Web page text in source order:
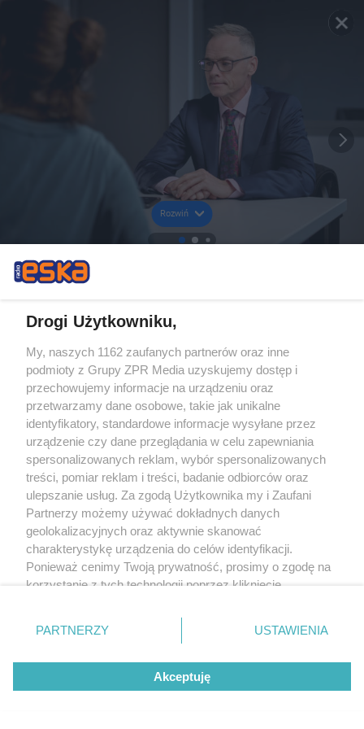
Rozwiń
Drogi Użytkowniku,
My, naszych 1162 zaufanych partnerów oraz inne
podmioty z Grupy ZPR Media uzyskujemy dostęp i
przechowujemy informacje na urządzeniu oraz
przetwarzamy dane osobowe, takie jak unikalne
identyfikatory, standardowe informacje wysyłane przez
urządzenie czy dane przeglądania w celu zapewniania
spersonalizowanych reklam, wybór spersonalizowanych
treści, pomiar reklam i treści, badanie odbiorców oraz
ulepszanie usług. Za zgodą Użytkownika my i Zaufani
Partnerzy możemy używać dokładnych danych
geolokalizacyjnych oraz aktywnie skanować
charakterystykę urządzenia do celów identyfikacji.
Ponieważ cenimy Twoją prywatność, prosimy o zgodę na
korzystanie z tych technologii poprzez kliknięcie
zmienić/wycofać klikając przycisk ustawień prywatności
znajdujący się w lewym dolnym rogu strony
rodzaje przetwarzania danych nie wymagają zgody
użytkownika, ale masz prawo sprzeciwić się takiemu
przetwarzaniu. Preferencje będą miały zastosowanie tylko
PARTNERZY USTAWIENIA
Akceptuję